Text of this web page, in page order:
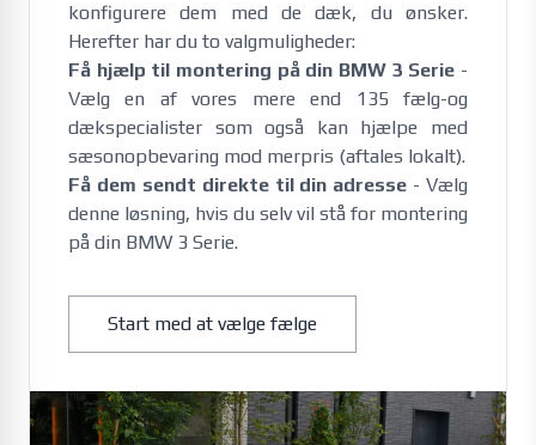
konfigurere dem med de dæk, du ønsker.
Herefter har du to valgmuligheder:
Få hjælp til montering på din BMW 3 Serie -
Vælg en af vores mere end 135 fælg-og
dækspecialister som også kan hjælpe med
sæsonopbevaring mod merpris (aftales lokalt).
Få dem sendt direkte til din adresse - Vælg
denne løsning, hvis du selv vil stå for montering
på din BMW 3 Serie.
Start med at vælge fælge